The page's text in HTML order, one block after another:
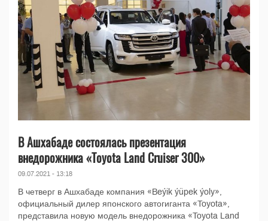
В Ашхабаде состоялась презентация
внедорожника «Toyota Land Cruiser 300»
09.07.2021 - 13:18
В четверг в Ашхабаде компания «Beýik ýüpek ýoly»,
официальный дилер японского автогиганта «Toyota»,
представила новую модель внедорожника «Toyota Land